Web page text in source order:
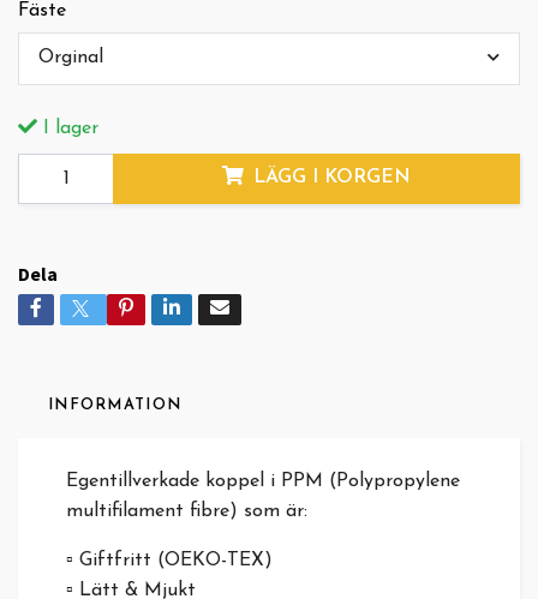
Fäste
Orginal
I lager
LÄGG I KORGEN
Dela
INFORMATION
Egentillverkade koppel i PPM (Polypropylene
multifilament fibre) som är:
▫️ Giftfritt (OEKO-TEX)
▫️ Lätt & Mjukt